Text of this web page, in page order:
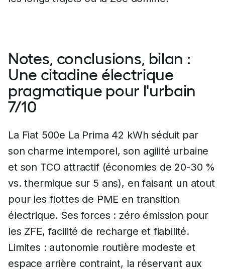
Notes, conclusions, bilan :
Une citadine électrique
pragmatique pour l'urbain
7/10
La Fiat 500e La Prima 42 kWh séduit par
son charme intemporel, son agilité urbaine
et son TCO attractif (économies de 20-30 %
vs. thermique sur 5 ans), en faisant un atout
pour les flottes de PME en transition
électrique. Ses forces : zéro émission pour
les ZFE, facilité de recharge et fiabilité.
Limites : autonomie routière modeste et
espace arrière contraint, la réservant aux